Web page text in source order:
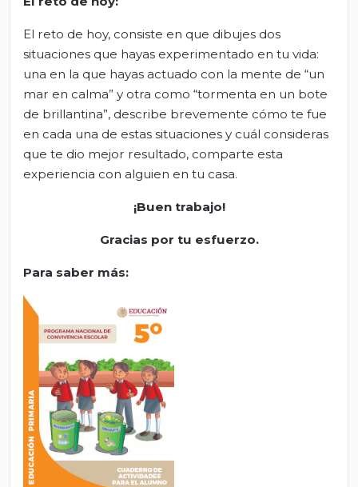
El reto de hoy, consiste en que dibujes dos
situaciones que hayas experimentado en tu vida:
una en la que hayas actuado con la mente de “un
mar en calma” y otra como “tormenta en un bote
de brillantina”, describe brevemente cómo te fue
en cada una de estas situaciones y cuál consideras
que te dio mejor resultado, comparte esta
experiencia con alguien en tu casa.
¡Buen trabajo!
Gracias por tu esfuerzo.
Para saber más: